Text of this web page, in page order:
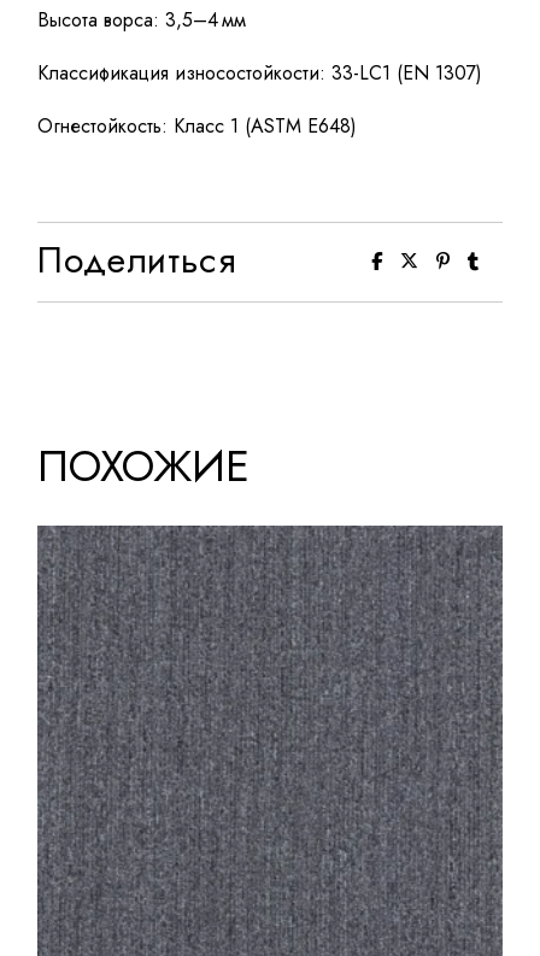
Высота ворса: 3,5–4 мм
Классификация износостойкости: 33-LC1 (EN 1307)
Огнестойкость: Класс 1 (ASTM E648)
Поделиться
ПОХОЖИЕ